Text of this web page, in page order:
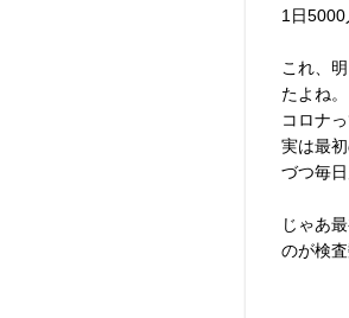
1日5000
これ、
たよね。
コロナ
実は最
づつ毎日
じゃあ
のが検